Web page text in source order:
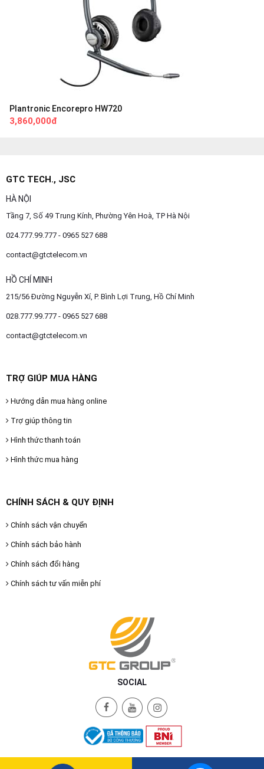
Plantronic Encorepro HW720
3,860,000đ
GTC TECH., JSC
HÀ NỘI
Tầng 7, Số 49 Trung Kính, Phường Yên Hoà, TP Hà Nội
024.777.99.777 - 0965 527 688
contact@gtctelecom.vn
HỒ CHÍ MINH
215/56 Đường Nguyễn Xí, P. Bình Lợi Trung, Hồ Chí Minh
028.777.99.777 - 0965 527 688
contact@gtctelecom.vn
TRỢ GIÚP MUA HÀNG
Hướng dẫn mua hàng online
Trợ giúp thông tin
Hình thức thanh toán
Hình thức mua hàng
CHÍNH SÁCH & QUY ĐỊNH
Chính sách vận chuyển
Chính sách bảo hành
Chính sách đổi hàng
Chính sách tư vấn miễn phí
SOCIAL